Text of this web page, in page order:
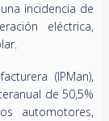
incidencia de
eléctrica,
(IPMan),
de 50,5%
automotores,